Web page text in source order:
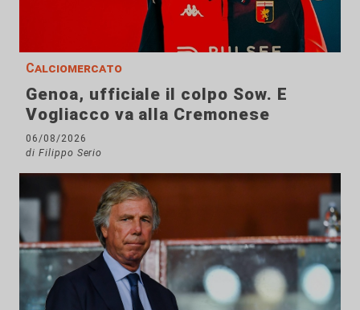
Calciomercato
Genoa, ufficiale il colpo Sow. E
Vogliacco va alla Cremonese
06/08/2026
di Filippo Serio